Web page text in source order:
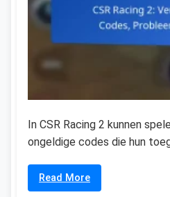
In CSR Racing 2 kunnen
ongeldige codes die hun
Read More